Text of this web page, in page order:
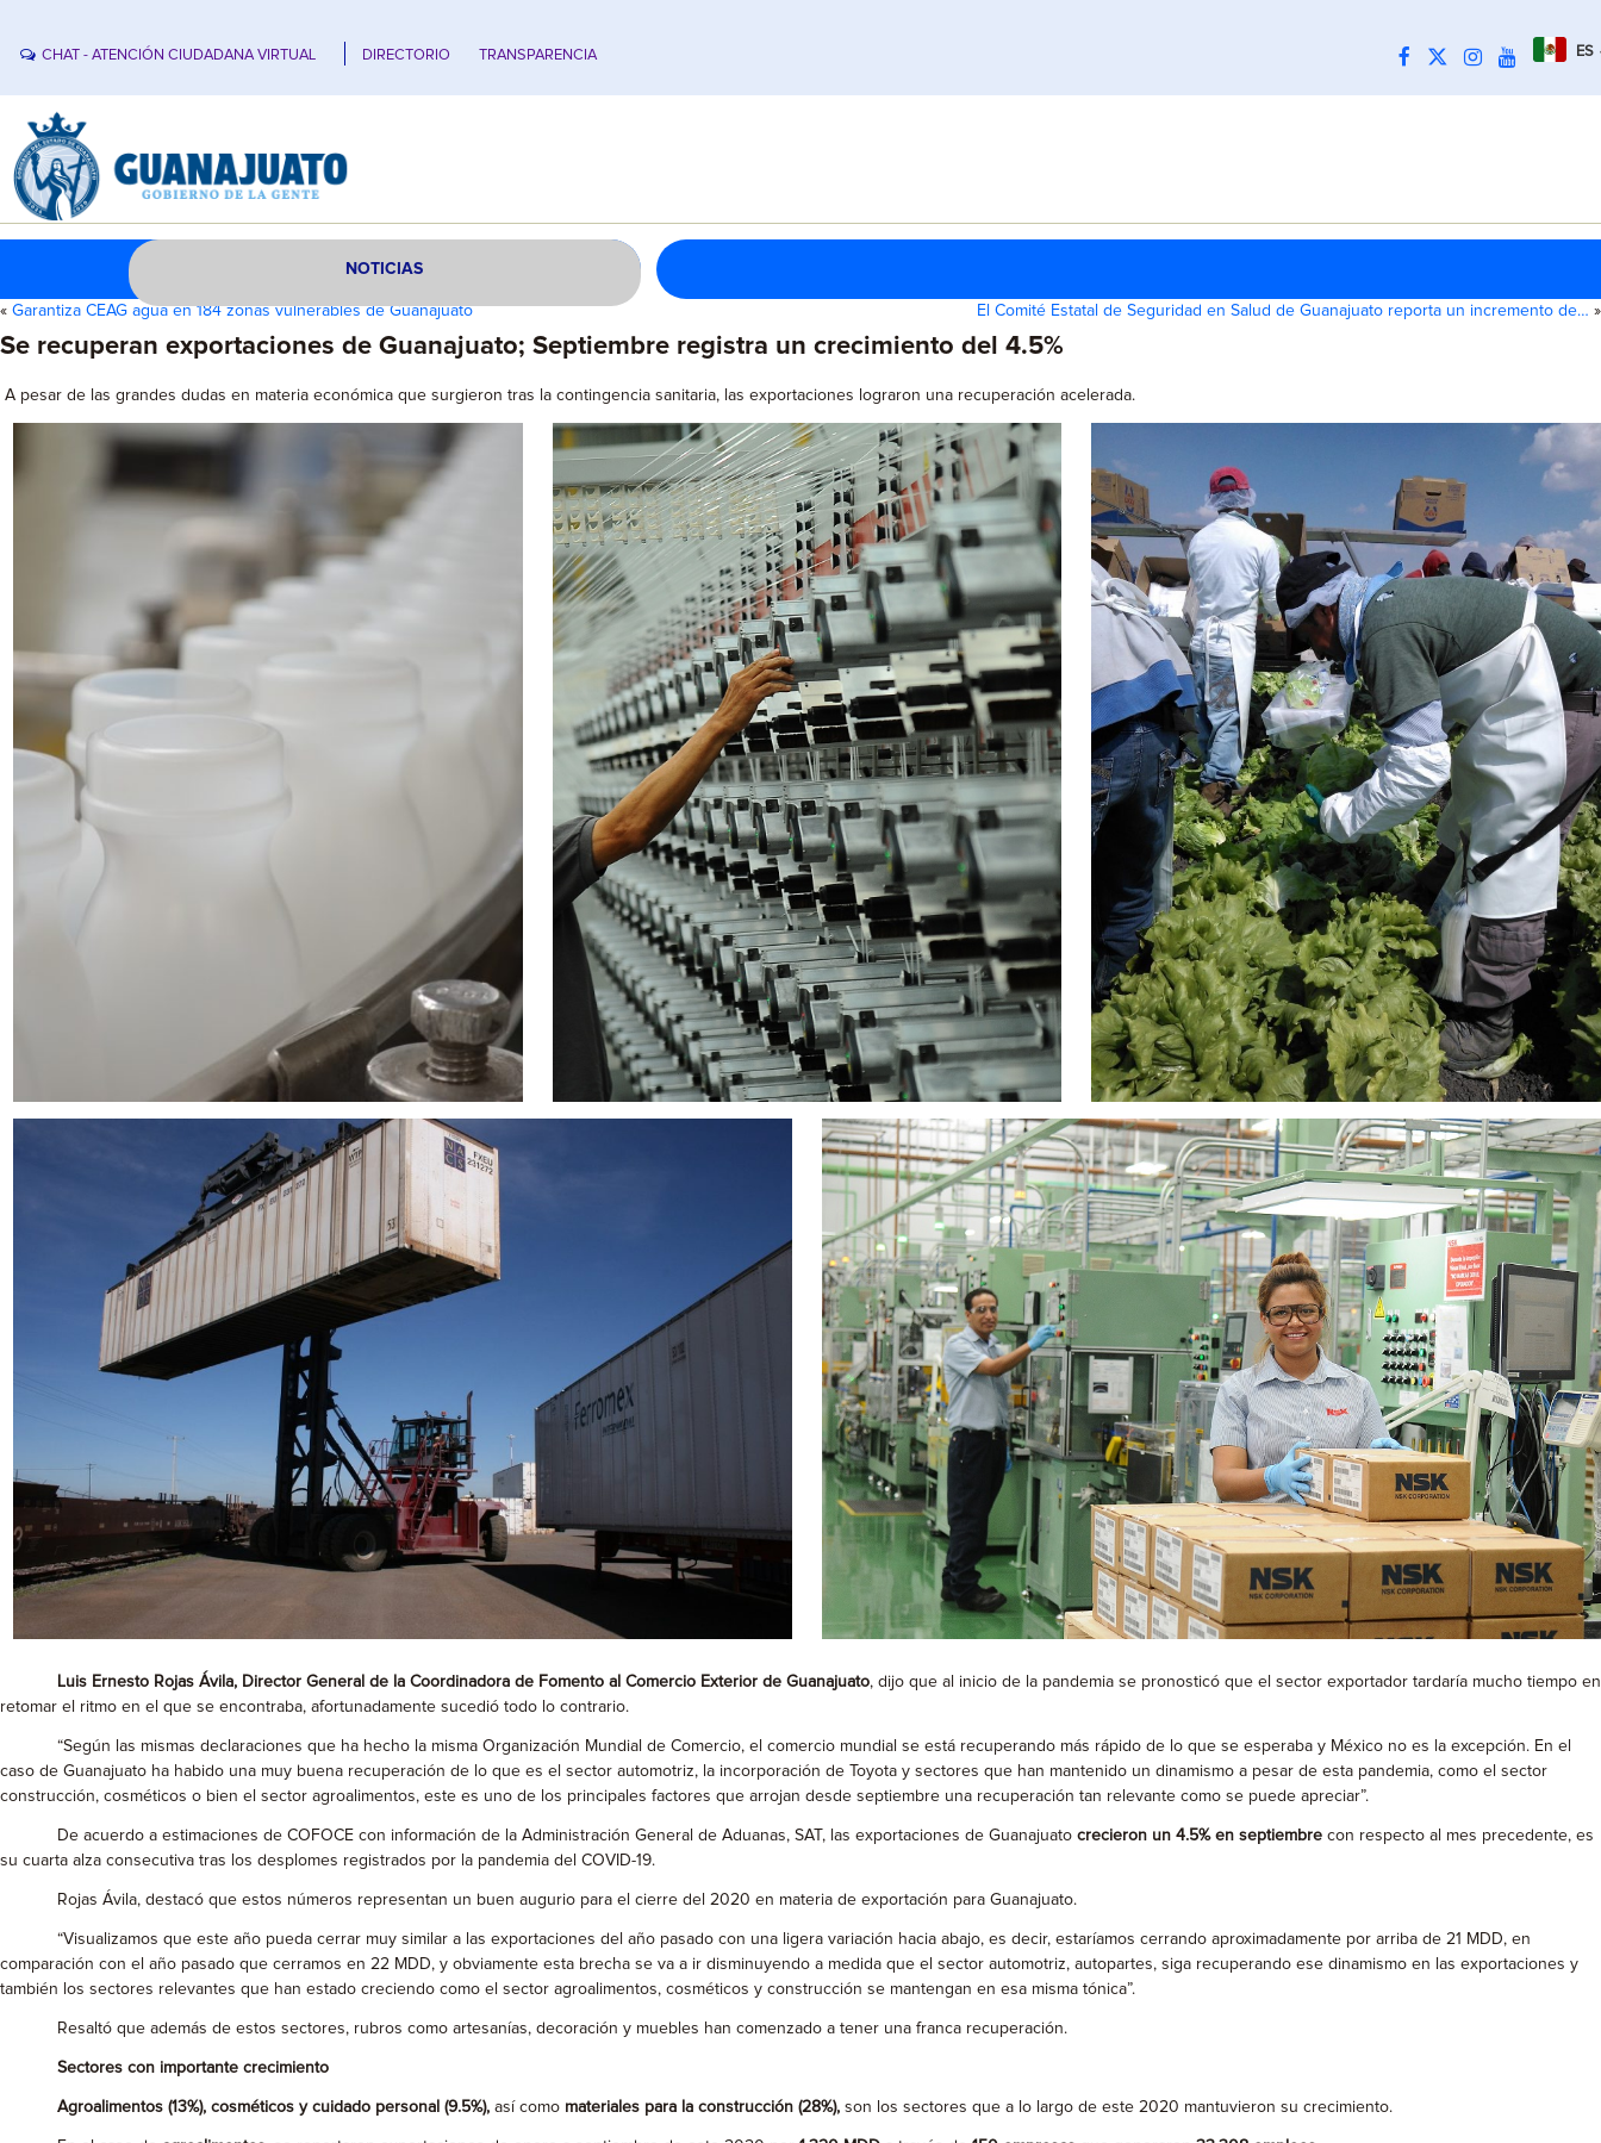
CHAT - ATENCIÓN CIUDADANA VIRTUAL DIRECTORIO TRANSPARENCIA ES
NOTICIAS
« Garantiza CEAG agua en 184 zonas vulnerables de Guanajuato El Comité Estatal de Seguridad en Salud de Guanajuato reporta un incremento de… »
Se recuperan exportaciones de Guanajuato; Septiembre registra un crecimiento del 4.5%
A pesar de las grandes dudas en materia económica que surgieron tras la contingencia sanitaria, las exportaciones lograron una recuperación acelerada.
Luis Ernesto Rojas Ávila, Director General de la Coordinadora de Fomento al Comercio Exterior de Guanajuato, dijo que al inicio de la pandemia se pronosticó que el sector exportador tardaría mucho tiempo en
retomar el ritmo en el que se encontraba, afortunadamente sucedió todo lo contrario.
“Según las mismas declaraciones que ha hecho la misma Organización Mundial de Comercio, el comercio mundial se está recuperando más rápido de lo que se esperaba y México no es la excepción. En el
caso de Guanajuato ha habido una muy buena recuperación de lo que es el sector automotriz, la incorporación de Toyota y sectores que han mantenido un dinamismo a pesar de esta pandemia, como el sector
construcción, cosméticos o bien el sector agroalimentos, este es uno de los principales factores que arrojan desde septiembre una recuperación tan relevante como se puede apreciar”.
De acuerdo a estimaciones de COFOCE con información de la Administración General de Aduanas, SAT, las exportaciones de Guanajuato crecieron un 4.5% en septiembre con respecto al mes precedente, es
su cuarta alza consecutiva tras los desplomes registrados por la pandemia del COVID-19.
Rojas Ávila, destacó que estos números representan un buen augurio para el cierre del 2020 en materia de exportación para Guanajuato.
“Visualizamos que este año pueda cerrar muy similar a las exportaciones del año pasado con una ligera variación hacia abajo, es decir, estaríamos cerrando aproximadamente por arriba de 21 MDD, en
comparación con el año pasado que cerramos en 22 MDD, y obviamente esta brecha se va a ir disminuyendo a medida que el sector automotriz, autopartes, siga recuperando ese dinamismo en las exportaciones y
también los sectores relevantes que han estado creciendo como el sector agroalimentos, cosméticos y construcción se mantengan en esa misma tónica”.
Resaltó que además de estos sectores, rubros como artesanías, decoración y muebles han comenzado a tener una franca recuperación.
Sectores con importante crecimiento
Agroalimentos (13%), cosméticos y cuidado personal (9.5%), así como materiales para la construcción (28%), son los sectores que a lo largo de este 2020 mantuvieron su crecimiento.